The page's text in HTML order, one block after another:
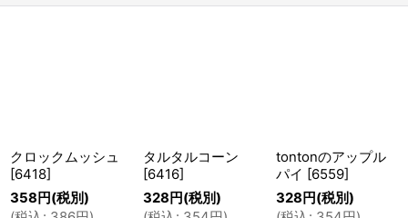
クロックムッシュ
[6418]
358 円(税別)
タルタルコーン
[6416]
328 円(税別)
tontonのアップル
パイ [6559]
328 円(税別)